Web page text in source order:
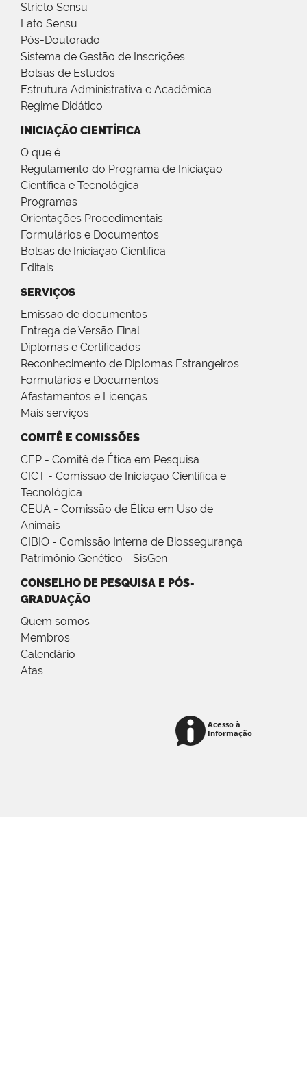
Stricto Sensu
Lato Sensu
Pós-Doutorado
Sistema de Gestão de Inscrições
Bolsas de Estudos
Estrutura Administrativa e Acadêmica
Regime Didático
INICIAÇÃO CIENTÍFICA
O que é
Regulamento do Programa de Iniciação
Científica e Tecnológica
Programas
Orientações Procedimentais
Formulários e Documentos
Bolsas de Iniciação Científica
Editais
SERVIÇOS
Emissão de documentos
Entrega de Versão Final
Diplomas e Certificados
Reconhecimento de Diplomas Estrangeiros
Formulários e Documentos
Afastamentos e Licenças
Mais serviços
COMITÊ E COMISSÕES
CEP - Comitê de Ética em Pesquisa
CICT - Comissão de Iniciação Científica e
Tecnológica
CEUA - Comissão de Ética em Uso de
Animais
CIBIO - Comissão Interna de Biossegurança
Patrimônio Genético - SisGen
CONSELHO DE PESQUISA E PÓS-
GRADUAÇÃO
Quem somos
Membros
Calendário
Atas